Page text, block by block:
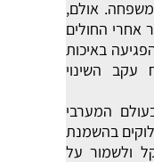
אולם,
אחרי החולים
באיכות
עקב השינוי
המערבי
של המילניום. כ-94% מהלוקים בהשמנת
ולשמור על